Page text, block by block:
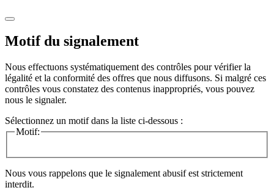
Motif du signalement
Nous effectuons systématiquement des contrôles pour vérifier la
légalité et la conformité des offres que nous diffusons. Si malgré ces
contrôles vous constatez des contenus inappropriés, vous pouvez
nous le signaler.
Sélectionnez un motif dans la liste ci-dessous :
Motif:
Nous vous rappelons que le signalement abusif est strictement
interdit.